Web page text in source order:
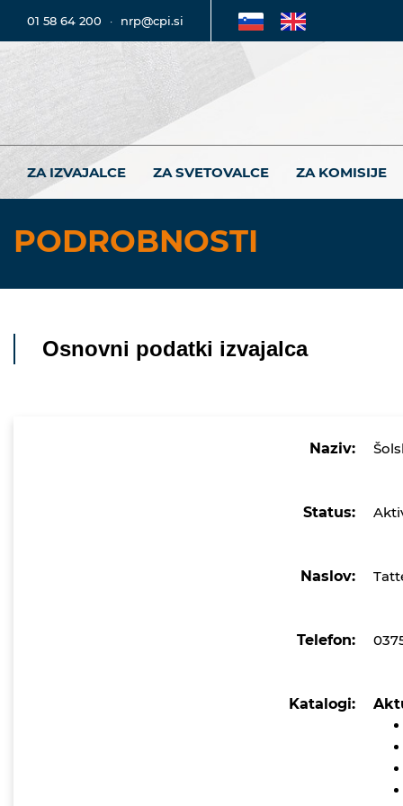
01 58 64 200 · nrp@cpi.si
ZA IZVAJALCE ZA SVETOVALCE ZA KOMISIJE
PODROBNOSTI
Osnovni podatki izvajalca
Naziv:
Status:
Naslov:
Telefon:
Katalogi: